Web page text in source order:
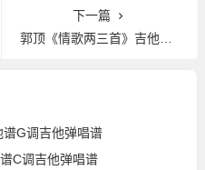
下一篇
郭顶《情歌两三首》吉他谱G调吉他弹唱谱
G调吉他弹唱谱
C调吉他弹唱谱